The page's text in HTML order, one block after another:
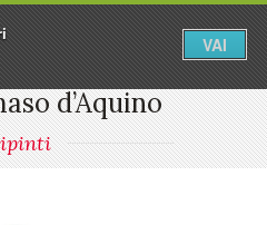
d’Aquino
VAI